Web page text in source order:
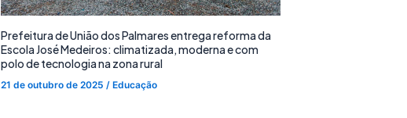
Prefeitura de União dos Palmares entrega reforma da
Escola José Medeiros: climatizada, moderna e com
polo de tecnologia na zona rural
21 de outubro de 2025 / Educação